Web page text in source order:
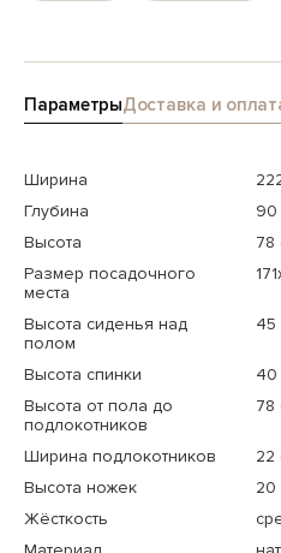
ПараметрыДоставка и
Ширина
Глубина
90
Высота
78
Размер посадочного
места
Высота сиденья над
полом
45
Высота спинки
40
Высота от пола до
подлокотников
78
Ширина подлокотников
22
Высота ножек
20
Жёсткость